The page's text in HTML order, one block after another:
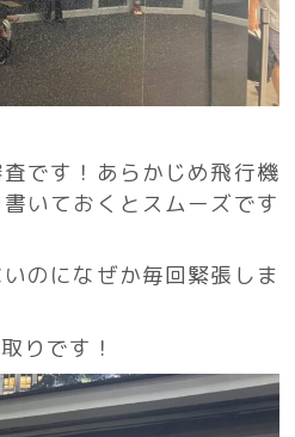
です！あらかじめ飛行機
いておくとスムーズです
のになぜか毎回緊張しま
りです！